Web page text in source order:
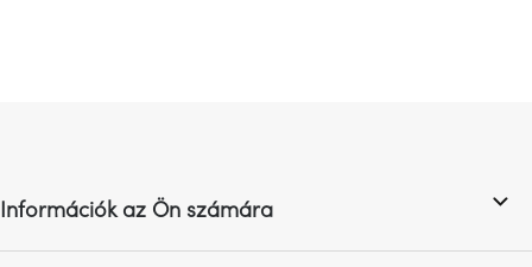
Formwood
é
c
Információk az Ön számára